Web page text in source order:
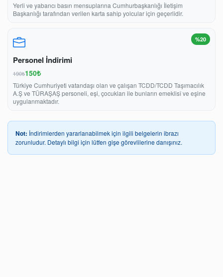
Yerli ve yabancı basın mensuplarına Cumhurbaşkanlığı İletişim
Başkanlığı tarafından verilen karta sahip yolcular için geçerlidir.
%20
Personel İndirimi
190₺150₺
Türkiye Cumhuriyeti vatandaşı olan ve çalışan TCDD/TCDD Taşımacılık
A.Ş ve TÜRAŞAŞ personeli, eşi, çocukları ile bunların emeklisî ve eşine
uygulanmaktadır.
Not: İndirimlerden yararlanabilmek için ilgili belgelerin ibrazı
zorunludur. Detaylı bilgi için lütfen gişe görevlilerine danışınız.